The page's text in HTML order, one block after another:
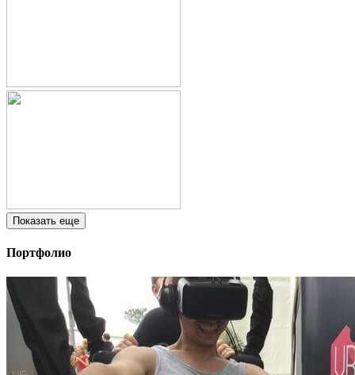
Показать еще
Портфолио